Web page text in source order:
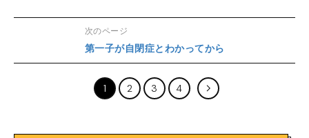
次のページ
第一子が自閉症とわかってから
1 2 3 4